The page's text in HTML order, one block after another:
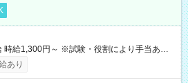
給あり 【即給（前払い）オプションあ
場合、勤務から1週間ほどで給与の一部を受け
あり